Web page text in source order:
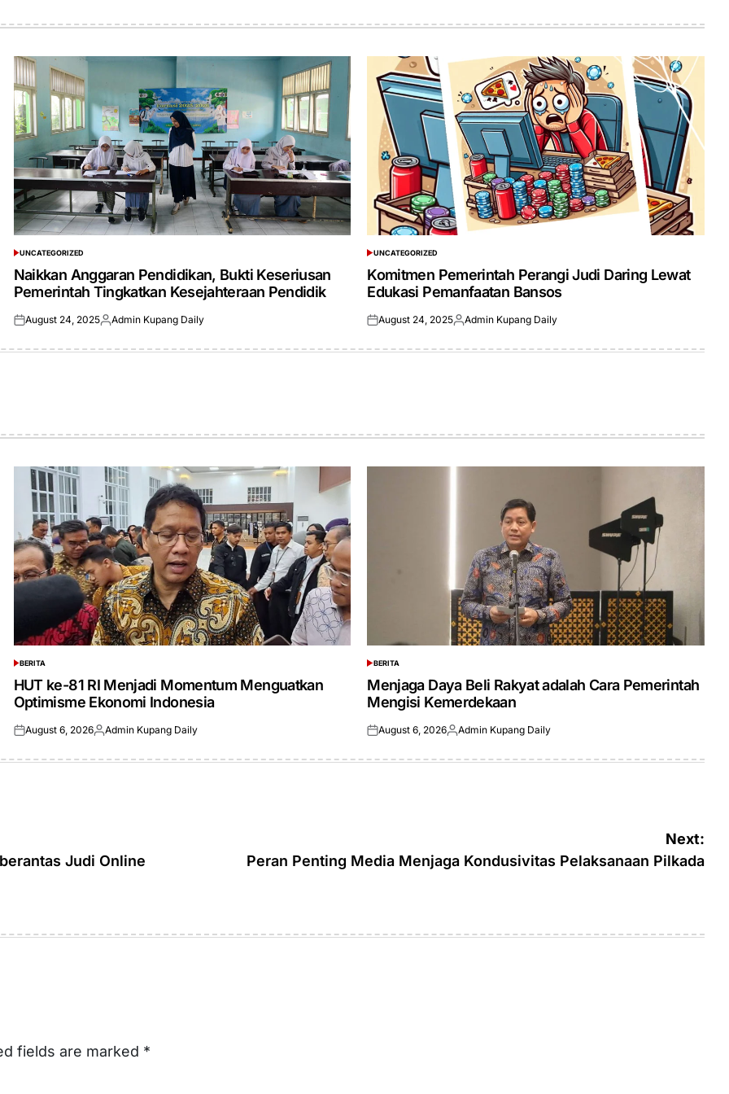
POSTED
IN
UNCATEGORIZED
Naikkan Anggaran Pendidikan, Bukti Keseriusan
Pemerintah Tingkatkan Kesejahteraan Pendidik
Posted
August 24, 2025Posted
Admin Kupang Daily
POSTED
IN
UNCATEGORIZED
Komitmen Pemerintah Perangi Judi Daring Lewat
Edukasi Pemanfaatan Bansos
Posted
August 24, 2025Posted
Admin Kupang Daily
POSTED
IN
BERITA
HUT ke-81 RI Menjadi Momentum Menguatkan
Optimisme Ekonomi Indonesia
Posted
August 6, 2026Posted
Admin Kupang Daily
POSTED
IN
BERITA
Menjaga Daya Beli Rakyat adalah Cara Pemerintah
Mengisi Kemerdekaan
Posted
August 6, 2026Posted
Admin Kupang Daily
Judi Online
Next:
Peran Penting Media Menjaga Kondusivitas Pelaksanaan Pilkada
fields are marked *